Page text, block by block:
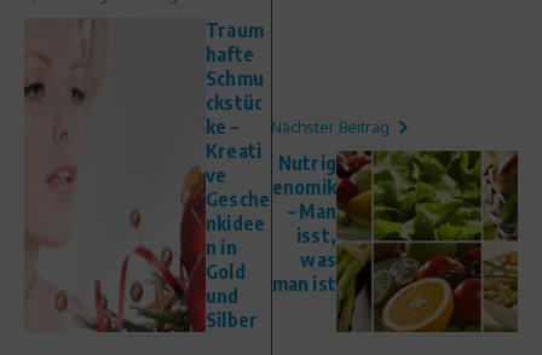
Traum
hafte
Schmu
ckstüc
ke –
Kreati
ve
Gesche
nkidee
n in
Gold
und
Silber
Nächster Beitrag
Nutrig
enomik
– Man
isst,
was
man ist